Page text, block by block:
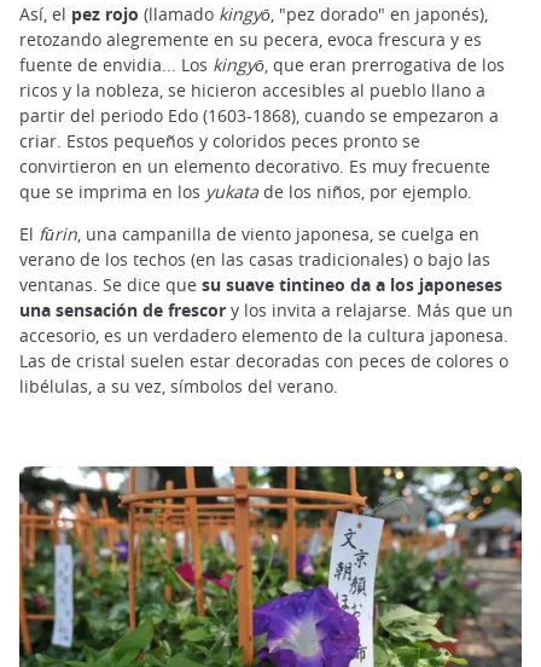
Así, el pez rojo (llamado kingyō , "pez dorado" en japonés),
retozando alegremente en su pecera, evoca frescura y es
fuente de envidia... Los kingyō , que eran prerrogativa de los
ricos y la nobleza, se hicieron accesibles al pueblo llano a
partir del periodo Edo (1603-1868), cuando se empezaron a
criar. Estos pequeños y coloridos peces pronto se
convirtieron en un elemento decorativo. Es muy frecuente
que se imprima en los yukata de los niños, por ejemplo.
El fūrin , una campanilla de viento japonesa, se cuelga en
verano de los techos (en las casas tradicionales) o bajo las
ventanas. Se dice que su suave tintineo da a los japoneses
una sensación de frescor y los invita a relajarse. Más que un
accesorio, es un verdadero elemento de la cultura japonesa.
Las de cristal suelen estar decoradas con peces de colores o
libélulas, a su vez, símbolos del verano.